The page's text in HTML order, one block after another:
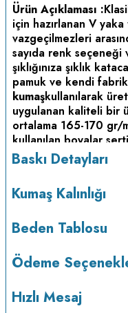
Ürün Açıklaması :
için hazırlanan V
vazgeçilmezleri
sayıda renk
şıklığınıza şıklık
pamuk ve kendi
kumaşkullanılarak
uygulanan kaliteli bir
ortalama 165-170 gr/
kullanılan boyalar
sağlığına zarar vermez.
maksimum 30oC
kurutulmaz.Orta ısıda
Baskı Detayları
Kumaş Kalınlığı
Beden Tablosu
Ödeme
Hızlı Mesaj